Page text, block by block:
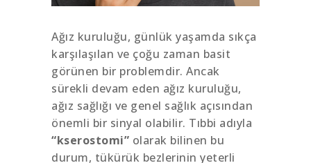
Ağız kuruluğu, günlük yaşamda sıkça
karşılaşılan ve çoğu zaman basit
görünen bir problemdir. Ancak
sürekli devam eden ağız kuruluğu,
ağız sağlığı ve genel sağlık açısından
önemli bir sinyal olabilir. Tıbbi adıyla
“kserostomi” olarak bilinen bu
durum, tükürük bezlerinin yeterli